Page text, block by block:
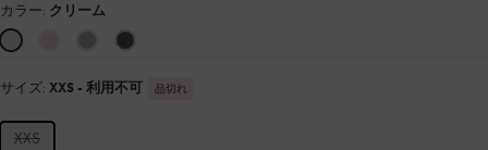
カラー: クリーム
サイズ: XXS - 利用不可 品切れ
XXS